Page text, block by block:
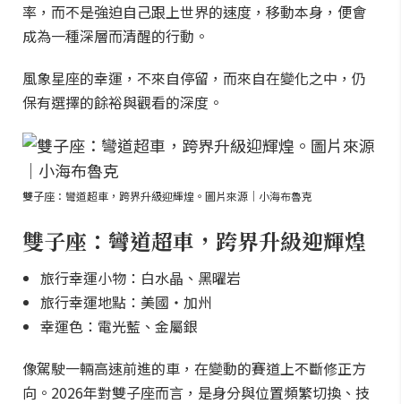
率，而不是強迫自己跟上世界的速度，移動本身，便會
成為一種深層而清醒的行動。
風象星座的幸運，不來自停留，而來自在變化之中，仍
保有選擇的餘裕與觀看的深度。
雙子座：彎道超車，跨界升級迎輝煌。圖片來源｜小海布魯克
雙子座：彎道超車，跨界升級迎輝煌
旅行幸運小物：白水晶、黑曜岩
旅行幸運地點：美國・加州
幸運色：電光藍、金屬銀
像駕駛一輛高速前進的車，在變動的賽道上不斷修正方
向。2026年對雙子座而言，是身分與位置頻繁切換、技